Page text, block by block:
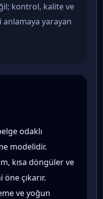
kontrol, kalite ve
yarayan
odaklı
modelidir.
kısa döngüler ve
çıkarır.
ve yoğun